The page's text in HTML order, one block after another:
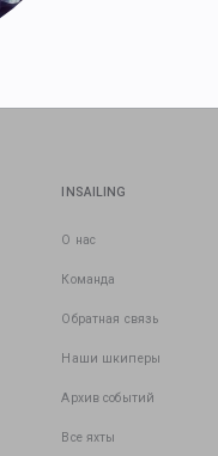
INSAILING
О нас
Команда
Обратная связь
Наши шкиперы
Архив событий
Все яхты